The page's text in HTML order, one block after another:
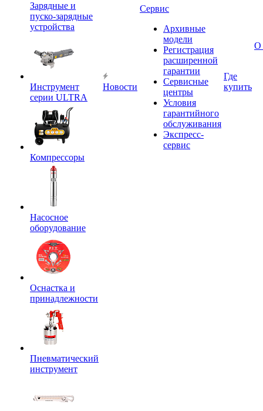
Зарядные и
пуско-зарядные
устройства
Инструмент
серии ULTRA
Компрессоры
Насосное
оборудование
Оснастка и
принадлежности
Пневматический
инструмент
Новости
Сервис
Архивные
модели
Регистрация
расширенной
гарантии
Сервисные
центры
Условия
гарантийного
обслуживания
Экспресс-
сервис
Где
купить
О